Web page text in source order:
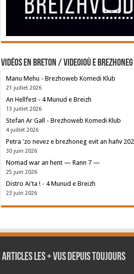
Vidéos en breton / Videoioù e brezhoneg
Manu Mehu - Brezhoweb Komedi Klub
21 juillet 2026
An Hellfest - 4 Munud e Breizh
13 juillet 2026
Stefan Ar Gall - Brezhoweb Komedi Klub
4 juillet 2026
Petra 'zo nevez e brezhoneg evit an hañv
30 juin 2026
Nomad war an hent — Rann 7 —
25 juin 2026
Distro Ai'ta ! - 4 Munud e Breizh
23 juin 2026
Articles les + vus depuis toujours